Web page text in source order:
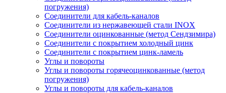
погружения)
Соединители для кабель-каналов
Соединители из нержавеющей стали INOX
Соединители оцинкованные (метод Сендзимира)
Соединители с покрытием холодный цинк
Соединители с покрытием цинк-ламель
Углы и повороты
Углы и повороты горячеоцинкованные (метод
погружения)
Углы и повороты для кабель-каналов